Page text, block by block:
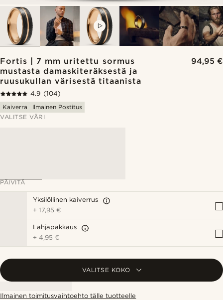
VIDEO
Fortis | 7 mm uritettu sormus
mustasta damaskiteräksestä ja
ruusukullan värisestä titaanista
94,95 €
4.9 (104)
Kaiverra
Ilmainen Postitus
VALITSE VÄRI
PÄIVITÄ
Yksilöllinen kaiverrus
+17,95 €
Lahjapakkaus
+4,95 €
VALITSE KOKO
Ilmainen toimitusvaihtoehto tälle tuotteelle